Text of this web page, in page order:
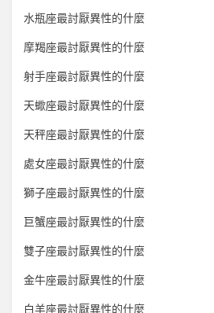
水瓶座最討厭異性的什麼
摩羯座最討厭異性的什麼
射手座最討厭異性的什麼
天蠍座最討厭異性的什麼
天秤座最討厭異性的什麼
處女座最討厭異性的什麼
獅子座最討厭異性的什麼
巨蟹座最討厭異性的什麼
雙子座最討厭異性的什麼
金牛座最討厭異性的什麼
白羊座最討厭異性的什麼